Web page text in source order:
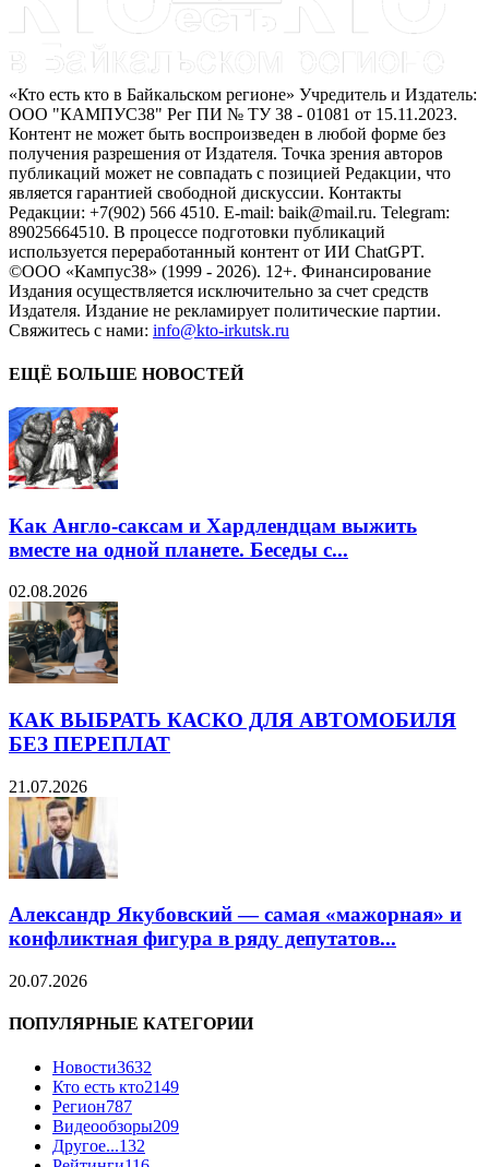
«Кто есть кто в Байкальском регионе» Учредитель и Издатель:
ООО "КАМПУС38" Рег ПИ № ТУ 38 - 01081 от 15.11.2023.
Контент не может быть воспроизведен в любой форме без
получения разрешения от Издателя. Точка зрения авторов
публикаций может не совпадать с позицией Редакции, что
является гарантией свободной дискуссии. Контакты
Редакции: +7(902) 566 4510. E-mail: baik@mail.ru. Telegram:
89025664510. В процессе подготовки публикаций
используется переработанный контент от ИИ ChatGPT.
©ООО «Кампус38» (1999 - 2026). 12+. Финансирование
Издания осуществляется исключительно за счет средств
Издателя. Издание не рекламирует политические партии.
Свяжитесь с нами: info@kto-irkutsk.ru
ЕЩЁ БОЛЬШЕ НОВОСТЕЙ
Как Англо-саксам и Хардлендцам выжить
вместе на одной планете. Беседы с...
02.08.2026
КАК ВЫБРАТЬ КАСКО ДЛЯ АВТОМОБИЛЯ
БЕЗ ПЕРЕПЛАТ
21.07.2026
Александр Якубовский — самая «мажорная» и
конфликтная фигура в ряду депутатов...
20.07.2026
ПОПУЛЯРНЫЕ КАТЕГОРИИ
Новости3632
Кто есть кто2149
Регион787
Видеообзоры209
Другое...132